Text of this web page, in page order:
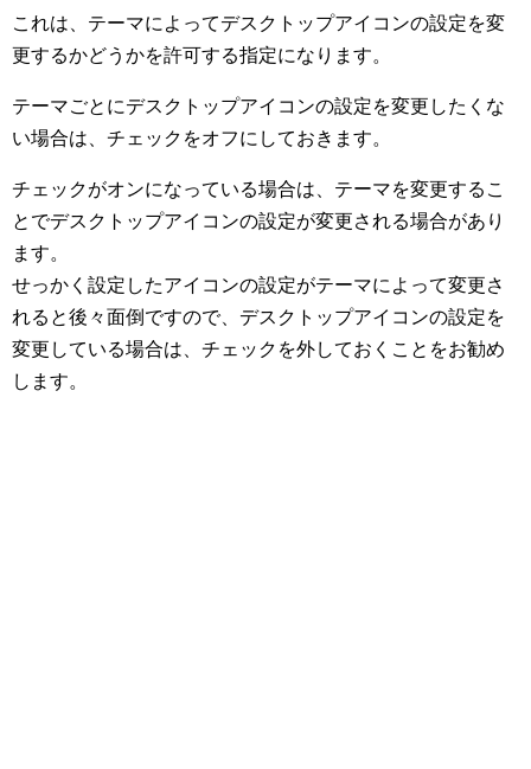
これは、テーマによってデスクトップアイコンの設定を変
更するかどうかを許可する指定になります。
テーマごとにデスクトップアイコンの設定を変更したくな
い場合は、チェックをオフにしておきます。
チェックがオンになっている場合は、テーマを変更するこ
とでデスクトップアイコンの設定が変更される場合があり
ます。
せっかく設定したアイコンの設定がテーマによって変更さ
れると後々面倒ですので、デスクトップアイコンの設定を
変更している場合は、チェックを外しておくことをお勧め
します。